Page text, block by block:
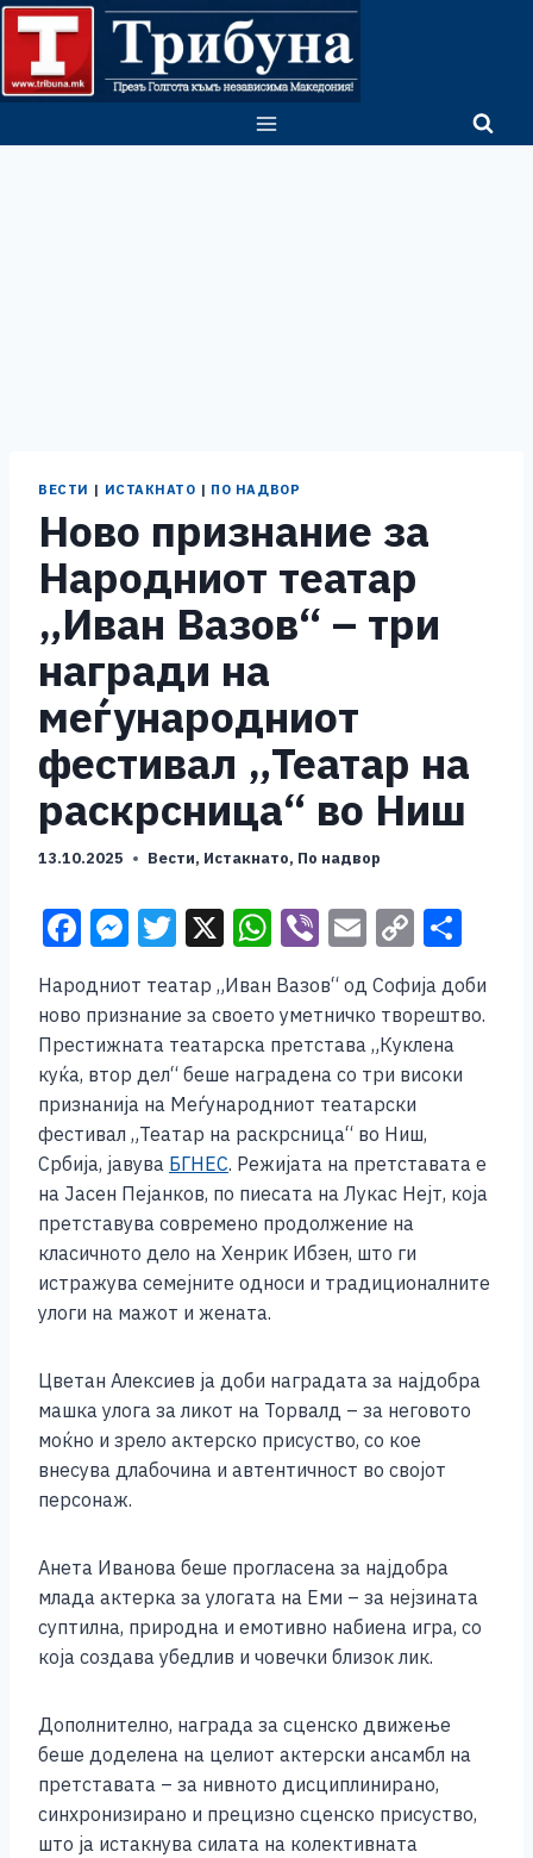
Skip
content
ВЕСТИ | ИСТАКНАТО | ПО НАДВОР
Ново признание за
Народниот театар
„Иван Вазов“ – три
награди на
меѓународниот
фестивал „Театар на
раскрсница“ во Ниш
13.10.2025 Вести, Истакнато, По надвор
F
c
e
b
o
o
k
M
ss
e
n
g
er
T
tt
er
X W
h
at
s
A
p
p
Vi
b
er
E
m
ai
l
C
o
p
y
Li
n
k
h
ar
Народниот театар „Иван Вазов“ од Софија доби
ново признание за своето уметничко творештво.
Престижната театарска претстава „Куклена
куќа, втор дел“ беше наградена со три високи
признанија на Меѓународниот театарски
фестивал „Театар на раскрсница“ во Ниш,
Србија, јавува БГНЕС. Режијата на претставата е
на Јасен Пејанков, по пиесата на Лукас Нејт, која
претставува современо продолжение на
класичното дело на Хенрик Ибзен, што ги
истражува семејните односи и традиционалните
улоги на мажот и жената.
Цветан Алексиев ја доби наградата за најдобра
машка улога за ликот на Торвалд – за неговото
моќно и зрело актерско присуство, со кое
внесува длабочина и автентичност во својот
персонаж.
Анета Иванова беше прогласена за најдобра
млада актерка за улогата на Еми – за нејзината
суптилна, природна и емотивно набиена игра, со
која создава убедлив и човечки близок лик.
Дополнително, награда за сценско движење
беше доделена на целиот актерски ансамбл на
претставата – за нивното дисциплинирано,
синхронизирано и прецизно сценско присуство,
што ја истакнува силата на колективната